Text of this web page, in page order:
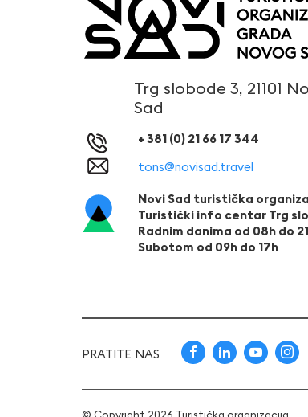
Trg slobode 3, 21101
Sad
+ 381 (0) 21 66 17 344
tons@novisad.travel
Novi Sad turistička
Turistički info centar Trg
Radnim danima od 08h do
Subotom od 09h do 17h
PRATITE NAS